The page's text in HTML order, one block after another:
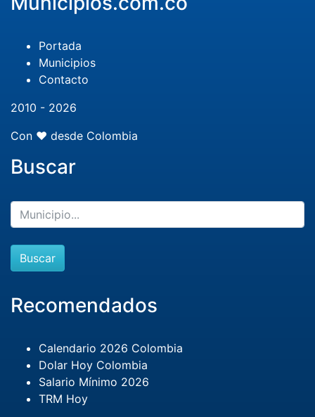
Portada
Municipios
Contacto
2010 - 2026
Con ❤️ desde Colombia
Buscar
Buscar
Recomendados
Calendario 2026 Colombia
Dolar Hoy Colombia
Salario Mínimo 2026
TRM Hoy